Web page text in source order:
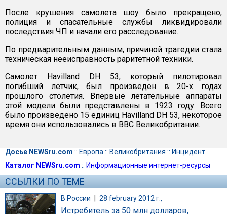
После крушения самолета шоу было прекращено,
полиция и спасательные службы ликвидировали
последствия ЧП и начали его расследование.
По предварительным данным, причиной трагедии стала
техническая нееисправность раритетной техники.
Самолет Havilland DH 53, который пилотировал
погибший летчик, был произведен в 20-х годах
прошлого столетия. Впервые летательные аппараты
этой модели были представлены в 1923 году. Всего
было произведено 15 единиц Havilland DH 53, некоторое
время они использовались в ВВС Великобритании.
Досье NEWSru.com :: Европа :: Великобритания :: Инцидент
Каталог NEWSru.com :: Информационные интернет-ресурсы
ССЫЛКИ ПО ТЕМЕ
В России | 28 february 2012 г.,
Истребитель за 50 млн долларов,